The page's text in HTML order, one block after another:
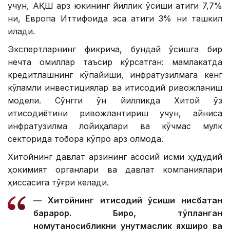
учун, АҚШ қарз юкининг йиллик ўсиши атиги 7,7%
ни, Европа Иттифоқида эса атиги 3% ни ташкил
қилади.
Экспертларнинг фикрича, бундай ўсишга бир
нечта омиллар таъсир кўрсатган: мамлакатда
кредитлашнинг кўпайиши, инфратузилмага кенг
кўламли инвестициялар ва иқтисодий ривожланиш
модели. Сўнгги ўн йилликда Хитой ўз
иқтисодиётини ривожлантириш учун, айниқса
инфратузилма лойиҳалари ва кўчмас мулк
секторида тобора кўпроқ қарз олмоқда.
Хитойнинг давлат қарзининг асосий қисми ҳудудий
ҳокимият органлари ва давлат компаниялари
ҳиссасига тўғри келади.
— Хитойнинг иқтисодий ўсиши нисбатан
барқарор. Бироқ, тўпланган
номутаносибликни унутмаслик яхшироқ ва